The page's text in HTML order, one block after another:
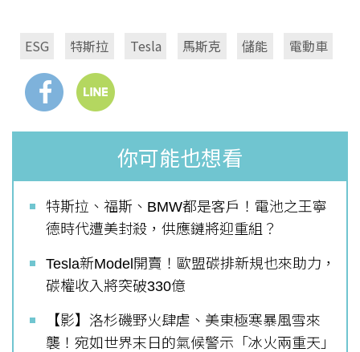
ESG 特斯拉 Tesla 馬斯克 儲能 電動車
你可能也想看
特斯拉、福斯、BMW都是客戶！電池之王寧
德時代遭美封殺，供應鏈將迎重組？
Tesla新Model開賣！歐盟碳排新規也來助力，
碳權收入將突破330億
【影】洛杉磯野火肆虐、美東極寒暴風雪來
襲！宛如世界末日的氣候警示「冰火兩重天」